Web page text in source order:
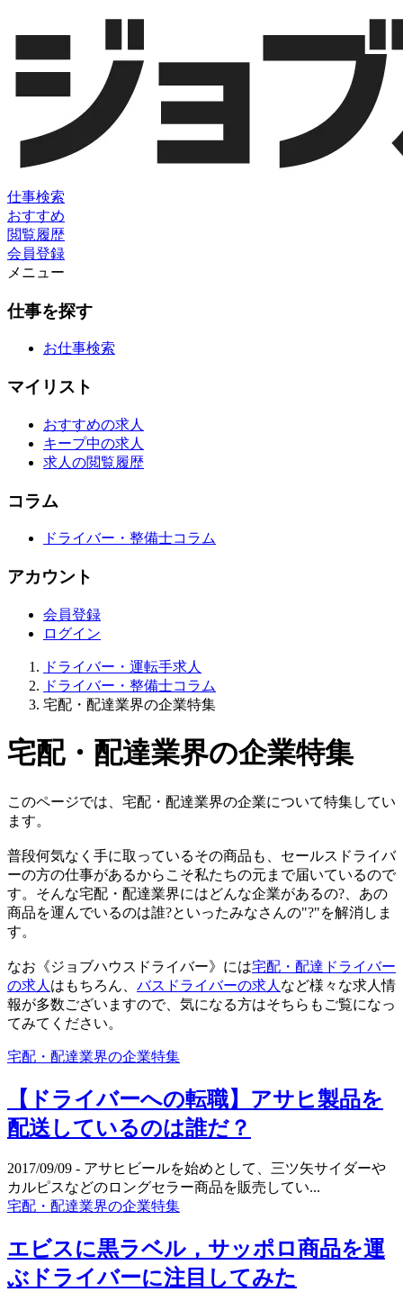
仕事検索
おすすめ
閲覧履歴
会員登録
メニュー
仕事を探す
お仕事検索
マイリスト
おすすめの求人
キープ中の求人
求人の閲覧履歴
コラム
ドライバー・整備士コラム
アカウント
会員登録
ログイン
ドライバー・運転手求人
ドライバー・整備士コラム
宅配・配達業界の企業特集
宅配・配達業界の企業特集
このページでは、宅配・配達業界の企業について特集してい
ます。
普段何気なく手に取っているその商品も、セールスドライバ
ーの方の仕事があるからこそ私たちの元まで届いているので
す。そんな宅配・配達業界にはどんな企業があるの?、あの
商品を運んでいるのは誰?といったみなさんの"?"を解消しま
す。
なお《ジョブハウスドライバー》には宅配・配達ドライバー
の求人 はもちろん、 バスドライバーの求人 など様々な求人情
報が多数ございますので、気になる方はそちらもご覧になっ
てみてください。
宅配・配達業界の企業特集
【ドライバーへの転職】アサヒ製品を
配送しているのは誰だ？
2017/09/09 - アサヒビールを始めとして、三ツ矢サイダーや
カルピスなどのロングセラー商品を販売してい...
宅配・配達業界の企業特集
エビスに黒ラベル，サッポロ商品を運
ぶドライバーに注目してみた